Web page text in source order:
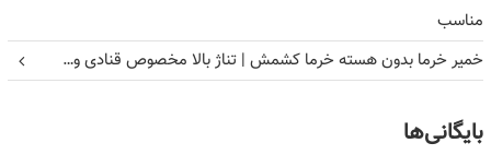
مناسب
خمیر خرما بدون هسته خرما کشمش | تناژ بالا مخصوص قنادی و…
بایگانی‌ها